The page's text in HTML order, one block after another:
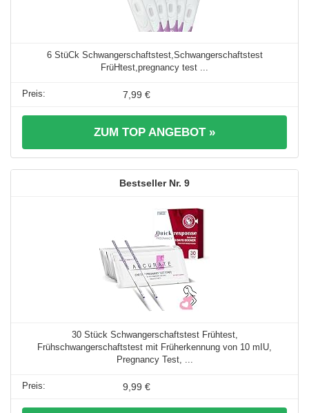
6 StüCk Schwangerschaftstest,Schwangerschaftstest
FrüHtest,pregnancy test ...
7,99 €
ZUM TOP ANGEBOT »
9
30 Stück Schwangerschaftstest Frühtest,
Frühschwangerschaftstest mit Früherkennung von 10 mIU,
Pregnancy Test, ...
9,99 €